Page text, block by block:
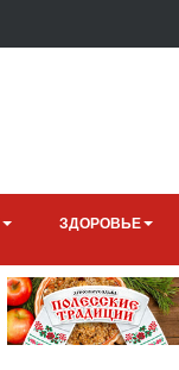
ЗДОРОВЬЕ